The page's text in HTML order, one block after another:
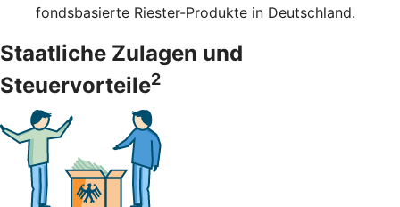
fondsbasierte Riester-Produkte in Deutschland.
Staatliche Zulagen und
Steuervorteile2